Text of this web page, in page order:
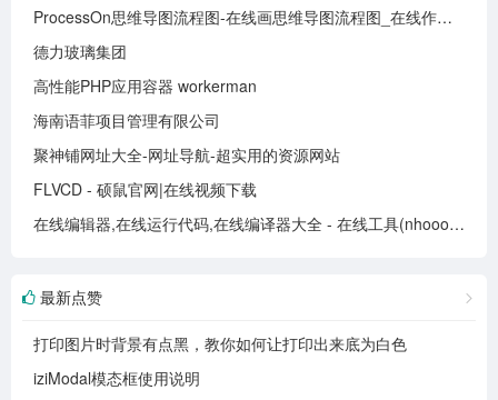
ProcessOn思维导图流程图-在线画思维导图流程图_在线作图实时协作
德力玻璃集团
高性能PHP应用容器 workerman
海南语菲项目管理有限公司
聚神铺网址大全-网址导航-超实用的资源网站
FLVCD - 硕鼠官网|在线视频下载
在线编辑器,在线运行代码,在线编译器大全 - 在线工具(nhooo.com)
最新点赞
打印图片时背景有点黑，教你如何让打印出来底为白色
iziModal模态框使用说明